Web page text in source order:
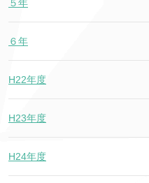
５年
６年
H22年度
H23年度
H24年度